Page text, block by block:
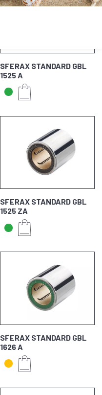
SFERAX STANDARD GBL
1525 A
SFERAX STANDARD GBL
1525 ZA
SFERAX STANDARD GBL
1626 A